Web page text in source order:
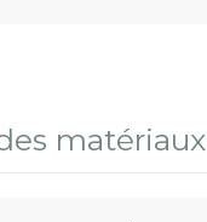
matériaux